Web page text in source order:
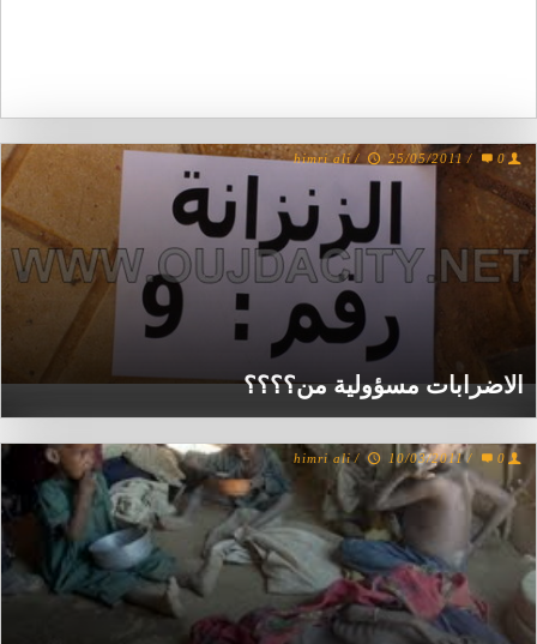
الاضرابات مسؤولية من؟؟؟؟
himri ali / 25/05/2011 / 0
himri ali / 10/03/2011 / 0